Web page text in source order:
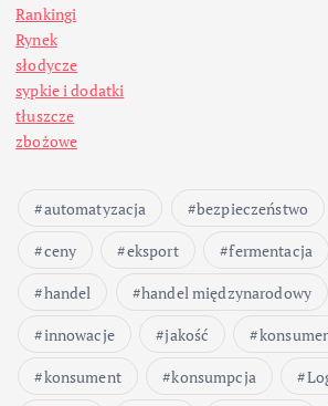
Rankingi
Rynek
słodycze
sypkie i dodatki
tłuszcze
zbożowe
automatyzacja bezpieczeństwo
ceny
eksport fermentacja
handel
handel międzynarodowy
innowacje
jakość
konsument
konsumpcja